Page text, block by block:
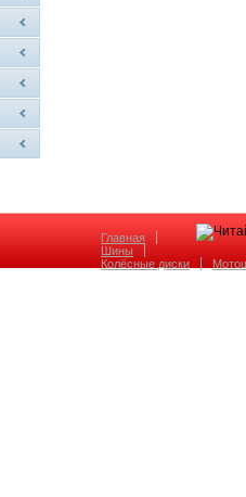
Главная
Шины
Колёсные диски